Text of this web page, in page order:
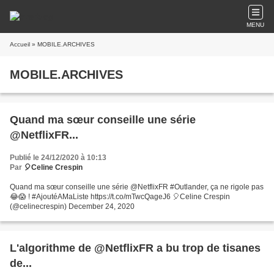
MENU
Accueil » MOBILE.ARCHIVES
MOBILE.ARCHIVES
Quand ma sœur conseille une série
@NetflixFR...
Publié le 24/12/2020 à 10:13
Par 🎈Celine Crespin
Quand ma sœur conseille une série @NetflixFR #Outlander, ça ne rigole pas
😂😱 ! #AjoutéAMaListe https://t.co/mTwcQageJ6 🎈Celine Crespin
(@celinecrespin) December 24, 2020
L'algorithme de @NetflixFR a bu trop de tisanes
de...